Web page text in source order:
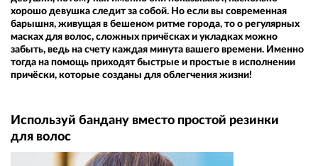
хорошо девушка следит за собой. Но если вы современная
барышня, живущая в бешеном ритме города, то о регулярных
масках для волос, сложных причёсках и укладках можно
забыть, ведь на счету каждая минута вашего времени. Именно
тогда на помощь приходят быстрые и простые в исполнении
причёски, которые созданы для облегчения жизни!
Используй бандану вместо простой резинки
для волос